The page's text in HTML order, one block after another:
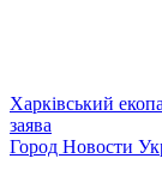
Харківський
заява
Город Новости